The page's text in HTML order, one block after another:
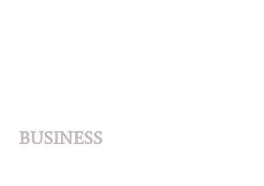
BUSINESS